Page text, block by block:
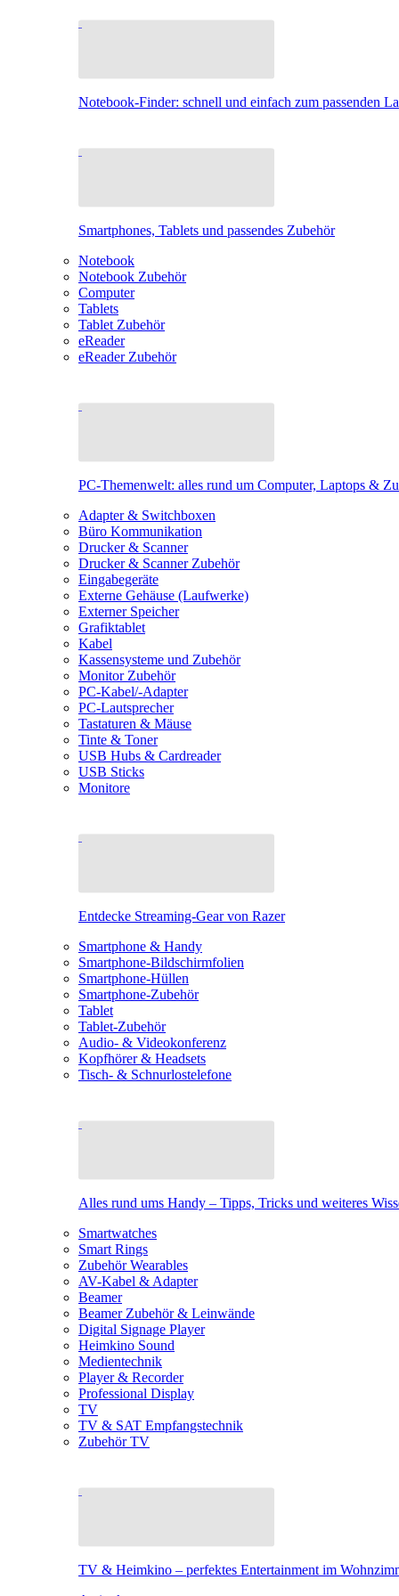
Notebook-Finder: schnell und einfach zum passenden
Smartphones, Tablets und passendes Zubehör
Notebook
Notebook Zubehör
Computer
Tablets
Tablet Zubehör
eReader
eReader Zubehör
PC-Themenwelt: alles rund um Computer, Laptops &
Adapter & Switchboxen
Büro Kommunikation
Drucker & Scanner
Drucker & Scanner Zubehör
Eingabegeräte
Externe Gehäuse (Laufwerke)
Externer Speicher
Grafiktablet
Kabel
Kassensysteme und Zubehör
Monitor Zubehör
PC-Kabel/-Adapter
PC-Lautsprecher
Tastaturen & Mäuse
Tinte & Toner
USB Hubs & Cardreader
USB Sticks
Monitore
Entdecke Streaming-Gear von Razer
Smartphone & Handy
Smartphone-Bildschirmfolien
Smartphone-Hüllen
Smartphone-Zubehör
Tablet
Tablet-Zubehör
Audio- & Videokonferenz
Kopfhörer & Headsets
Tisch- & Schnurlostelefone
Alles rund ums Handy – Tipps, Tricks und weiteres
Smartwatches
Smart Rings
Zubehör Wearables
AV-Kabel & Adapter
Beamer
Beamer Zubehör & Leinwände
Digital Signage Player
Heimkino Sound
Medientechnik
Player & Recorder
Professional Display
TV
TV & SAT Empfangstechnik
Zubehör TV
TV & Heimkino – perfektes Entertainment im